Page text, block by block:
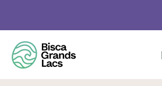
contenu
principal